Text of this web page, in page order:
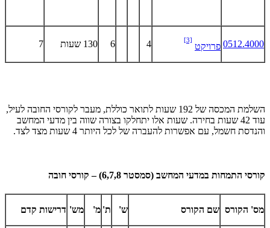
0512.4000 פרויקט
[3]
4
6 130 שעות 7
השלמת המכסה של 192 שעות לתואר כוללת, מעבר לקורסי החובה לעיל,
עוד 42 שעות בחירה. שעות אלו יתחלקו בצורה שווה בין מדעי המחשב
והנדסת חשמל, עם אפשרות להעברה של לכל היותר 4 שעות מצד לצד.
קורסי התמחות במדעי המחשב (סמסטר 6,7,8) – קורסי חובה
מס' הקורס שם הקורס ש' ת' מ' מש' דרישות קדם